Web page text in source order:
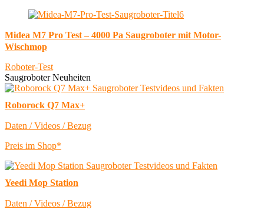
Midea M7 Pro Test – 4000 Pa Saugroboter mit Motor-
Wischmop
Roboter-Test
Saugroboter Neuheiten
Roborock Q7 Max+
Daten / Videos / Bezug
Preis im Shop*
Yeedi Mop Station
Daten / Videos / Bezug